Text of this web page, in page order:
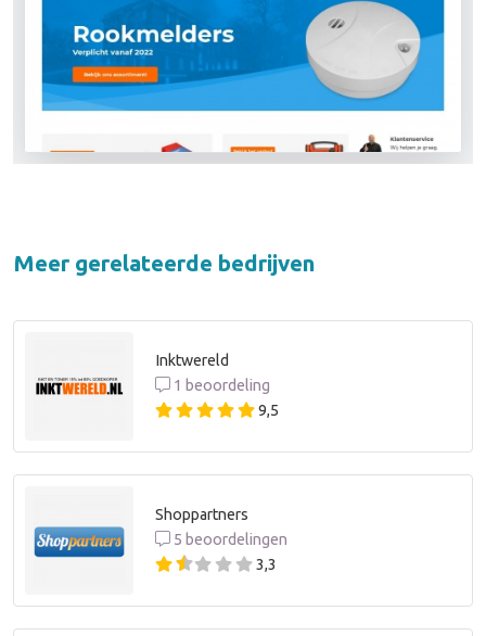
Meer gerelateerde bedrijven
Inktwereld
1 beoordeling
9,5
Shoppartners
5 beoordelingen
3,3